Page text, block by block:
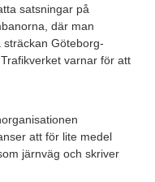
satsningar på
där man
Göteborg-
varnar för att
att för lite medel
järnväg och skriver